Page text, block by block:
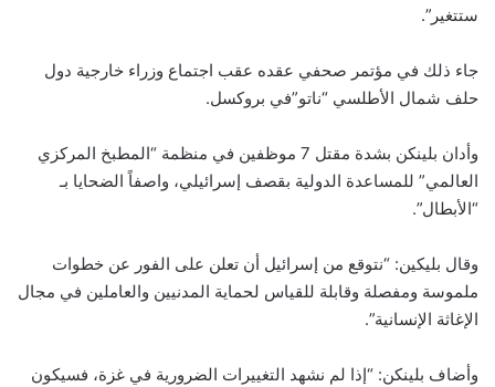
ستتغير”.
جاء ذلك في مؤتمر صحفي عقده عقب اجتماع وزراء خارجية دول
حلف شمال الأطلسي “ناتو”في بروكسل.
وأدان بلينكن بشدة مقتل 7 موظفين في منظمة “المطبخ المركزي
العالمي” للمساعدة الدولية بقصف إسرائيلي، واصفاً الضحايا بـ
“الأبطال”.
وقال بليكين: “نتوقع من إسرائيل أن تعلن على الفور عن خطوات
ملموسة ومفصلة وقابلة للقياس لحماية المدنيين والعاملين في مجال
الإغاثة الإنسانية”.
وأضاف بلينكن: “إذا لم نشهد التغييرات الضرورية في غزة، فسيكون